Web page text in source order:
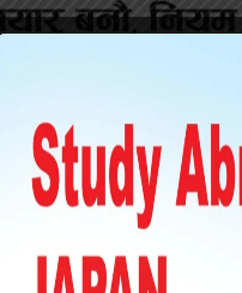
मिटर
नियन्त्रणमा लिएको